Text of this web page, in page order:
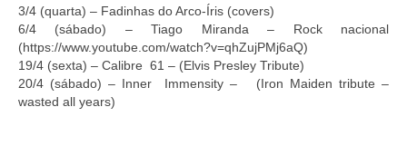
3/4 (quarta) – Fadinhas do Arco-Íris (covers)
6/4 (sábado) – Tiago Miranda – Rock nacional
(https://www.youtube.com/watch?v=qhZujPMj6aQ)
19/4 (sexta) – Calibre 61 – (Elvis Presley Tribute)
20/4 (sábado) – Inner Immensity – (Iron Maiden tribute –
wasted all years)